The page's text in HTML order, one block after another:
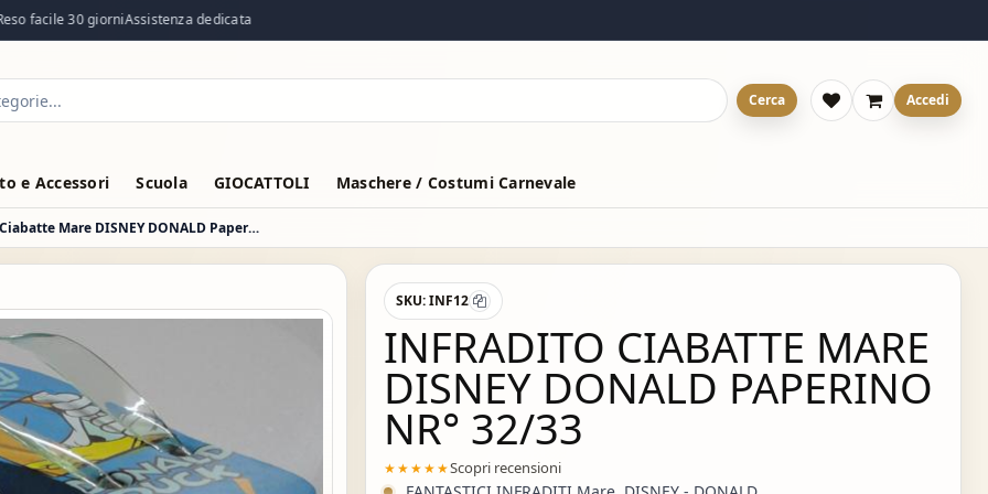
facile 30 giorniAssistenza dedicata
Cerca Accedi
e Accessori Scuola GIOCATTOLI Maschere / Costumi Carnevale
Infradito Ciabatte Mare DISNEY DONALD Paperino nr° 32/33
SKU:INF12
INFRADITO CIABATTE MARE
DISNEY DONALD PAPERINO
NR° 32/33
★★★★★Scopri recensioni